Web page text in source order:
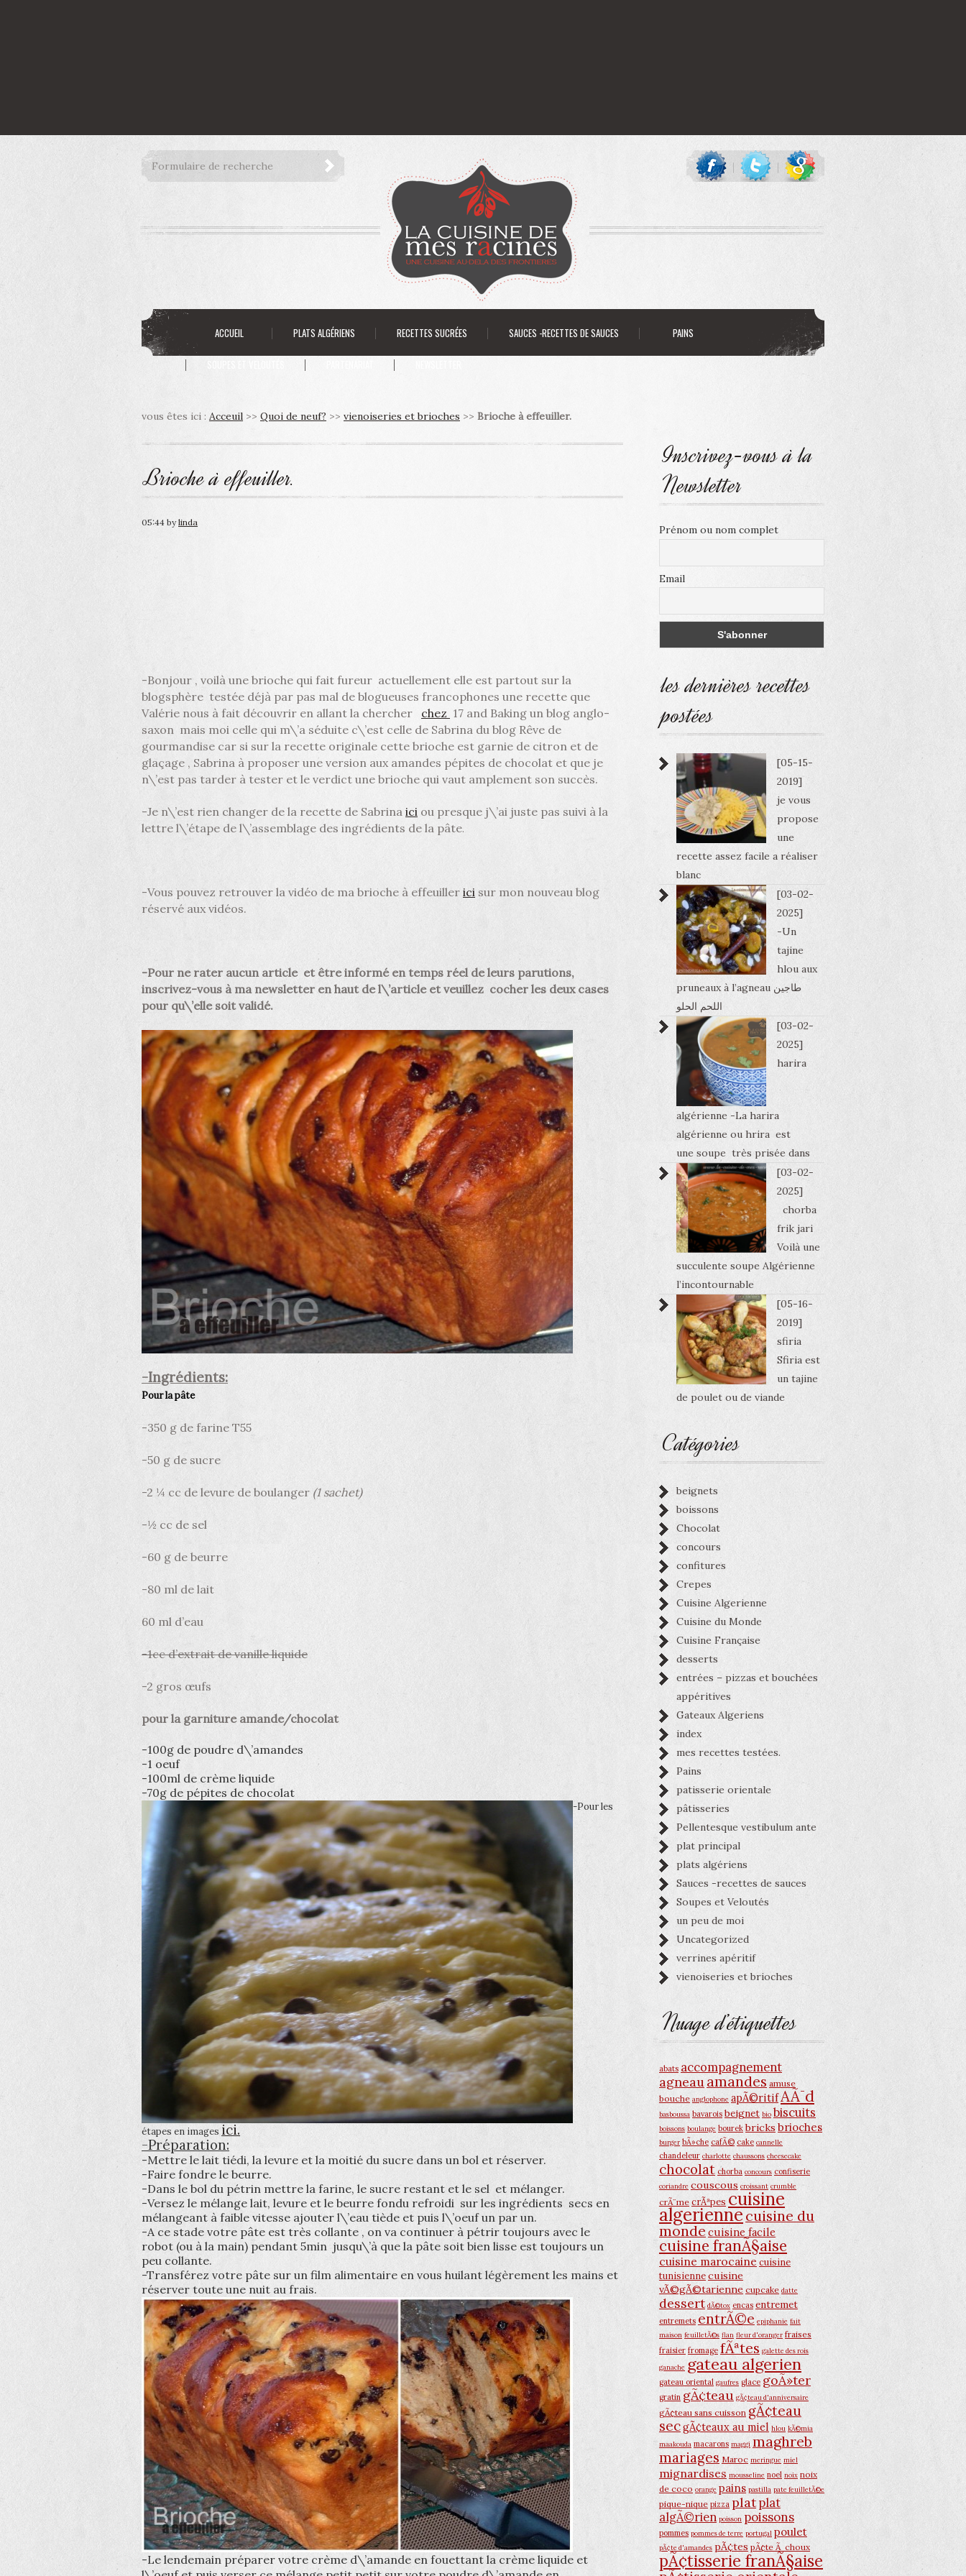
ACCUEIL PLATS ALGÉRIENS RECETTES SUCRÉES SAUCES -RECETTES DE SAUCES PAINS
vous êtes ici : Acceuil >> Quoi de neuf? >> vienoiseries et brioches >> Brioche à effeuiller.
Brioche à effeuiller.
05:44 bylinda
-Bonjour , voilà une brioche qui fait fureur actuellement elle est partout sur la
blogsphère testée déjà par pas mal de blogueuses francophones une recette que
Valérie nous à fait découvrir en allant la chercher chez 17 and Baking un blog anglo-
saxon mais moi celle qui m\’a séduite c\’est celle de Sabrina du blog Rêve de
gourmandise car si sur la recette originale cette brioche est garnie de citron et de
glaçage , Sabrina à proposer une version aux amandes pépites de chocolat et que je
n\’est pas tarder à tester et le verdict une brioche qui vaut amplement son succès.
-Je n\’est rien changer de la recette de Sabrina ici ou presque j\’ai juste pas suivi à la
lettre l\’étape de l\’assemblage des ingrédients de la pâte.
-Vous pouvez retrouver la vidéo de ma brioche à effeuiller ici sur mon nouveau blog
réservé aux vidéos.
-Pour ne rater aucun article et être informé en temps réel de leurs parutions,
inscrivez-vous à ma newsletter en haut de l\’article et veuillez cocher les deux cases
pour qu\’elle soit validé.
-Ingrédients:
Pour la pâte
-350 g de farine T55
-50 g de sucre
-2 ¼ cc de levure de boulanger (1 sachet)
-½ cc de sel
-60 g de beurre
-80 ml de lait
60 ml d’eau
-1cc d’extrait de vanille liquide
-2 gros œufs
pour la garniture amande/chocolat
-100g de poudre d\’amandes
-1 oeuf
-100ml de crème liquide
-70g de pépites de chocolat
-Pour les
étapes en images ici.
-Préparation:
-Mettre le lait tiédi, la levure et la moitié du sucre dans un bol et réserver.
-Faire fondre le beurre.
-Dans le bol du pétrin mettre la farine, le sucre restant et le sel et mélanger.
-Versez le mélange lait, levure et le beurre fondu refroidi sur les ingrédients secs en
mélangeant à faible vitesse ajouter l\’eau tiède et puis l\’oeuf un par un.
-A ce stade votre pâte est très collante , on va continuer à pétrir toujours avec le
robot (ou à la main) pendant 5min jusqu\’à que la pâte soit bien lisse est toujours un
peu collante.
-Transférez votre pâte sur un film alimentaire en vous huilant légèrement les mains et
réserver toute une nuit au frais.
-Le lendemain préparer votre crème d\’amande en fouettant la crème liquide et
Inscrivez-vous à la
Newsletter
Prénom ou nom complet
Email
les dernières recettes
postées
[05-15-
2019]
je vous
propose
une
recette assez facile a réaliser
blanc
[03-02-
2025]
-Un
tajine
hlou aux
pruneaux à l’agneau طاجين
اللحم الحلو
[03-02-
2025]
harira
algérienne -La harira
algérienne ou hrira est
une soupe très prisée dans
[03-02-
2025]
chorba
frik jari
Voilà une
succulente soupe Algérienne
l’incontournable
[05-16-
2019]
sfiria
Sfiria est
un tajine
de poulet ou de viande
Catégories
beignets
boissons
Chocolat
concours
confitures
Crepes
Cuisine Algerienne
Cuisine du Monde
Cuisine Française
desserts
entrées – pizzas et bouchées
appéritives
Gateaux Algeriens
index
mes recettes testées.
Pains
patisserie orientale
pâtisseries
Pellentesque vestibulum ante
plat principal
plats algériens
Sauces -recettes de sauces
Soupes et Veloutés
un peu de moi
Uncategorized
verrines apéritif
vienoiseries et brioches
Nuage d’étiquettes
abats accompagnement
agneauamandes amuse
bouche anglophone apÃ©ritifAÃ¯d
basboussa bavarois beignet bio biscuits
boissons boulange bourek bricks brioches
burger bÃ»che cafÃ© cake cannelle
chandeleur charlotte chaussons cheesecake
chocolat chorba concours confiserie
coriandre couscous croissant crumble
crÃ¨me crÃªpes cuisine
algeriennecuisine du
monde cuisine facile
cuisine franÃ§aise
cuisine marocaine cuisine
tunisiennecuisine
vÃ©gÃ©tarienne cupcake datte
dessert dÃ©tox encas entremet
entremets entrÃ©e epiphanie fait
maison feuilletÃ©s flan fleur d'oranger fraises
fraisier fromage fÃªtes galette des rois
ganache gateau algerien
gateau oriental gaufres glace goÃ»ter
gratin gÃ¢teau gÃ¢teau d'anniversaire
gÃ¢teau sans cuisson gÃ¢teau
secgÃ¢teaux au miel hlou kÃ©mia
maakouda macarons maggi maghreb
mariages Maroc meringue miel
mignardises mousseline noel noix noix
de coco orange pains pastilla pate feuilletÃ©e
pique-nique pizza plat plat
algÃ©rien poisson poissons
pommes pommes de terre portugal poulet
pÃ¢te d'amandes pÃ¢tes pÃ¢te Ã choux
pÃ¢tisserie franÃ§aise